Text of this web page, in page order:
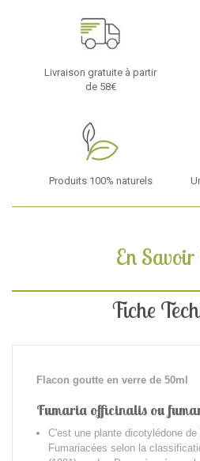
Livraison gratuite à partir
de 58€
Produits 100% naturels
En
Fiche
Flacon goutte en verre de 50ml
Fumaria officinalis ou
C'est une plante dicotylédone
Fumariacées selon la